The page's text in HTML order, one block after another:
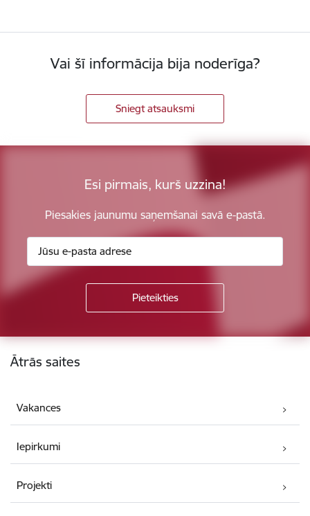
Vai šī informācija bija noderīga?
Sniegt atsauksmi
Esi pirmais, kurš uzzina!
Piesakies jaunumu saņemšanai savā e-pastā.
Kājene
Ātrās saites
Vakances
Iepirkumi
Projekti